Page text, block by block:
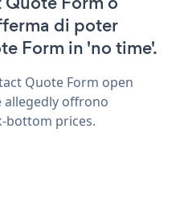
di poter
Form in 'no time'.
Quote Form open
allegedly offrono
bottom prices.